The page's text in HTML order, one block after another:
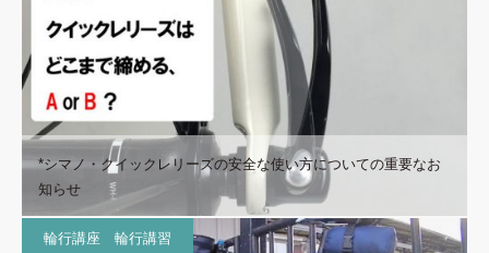
*シマノ・クイックレリーズの安全な使い方についての重要なお
知らせ
輪行講座 輪行講習